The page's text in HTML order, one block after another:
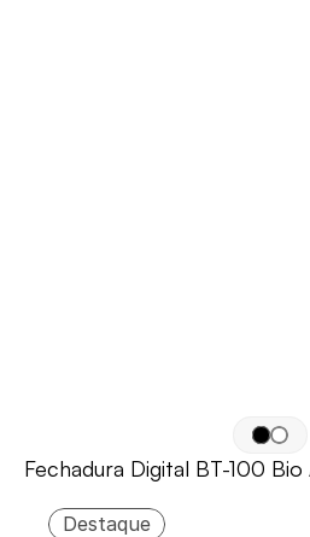
Fechadura Digital BT-100
Destaque